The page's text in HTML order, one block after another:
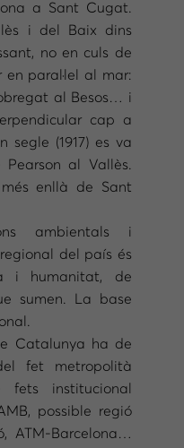
a Sant Cugat.
i del Baix dins
no en culs de
paral·lel al mar:
al Besos… i
cap a
segle (1917) es va
al Vallès.
enllà de Sant
ambientals i
del país és
i humanitat, de
sumen. La base
Catalunya ha de
fet metropolità
institucional
possible regió
ATM-Barcelona…